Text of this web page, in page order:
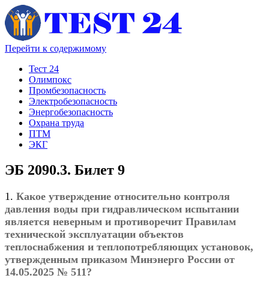
Перейти к содержимому
Тест 24
Олимпокс
Промбезопасность
Электробезопасность
Энергобезопасность
Охрана труда
ПТМ
ЭКГ
ЭБ 2090.3. Билет 9
1. Какое утверждение относительно контроля
давления воды при гидравлическом испытании
является неверным и противоречит Правилам
технической эксплуатации объектов
теплоснабжения и теплопотребляющих установок,
утвержденным приказом Минэнерго России от
14.05.2025 № 511?